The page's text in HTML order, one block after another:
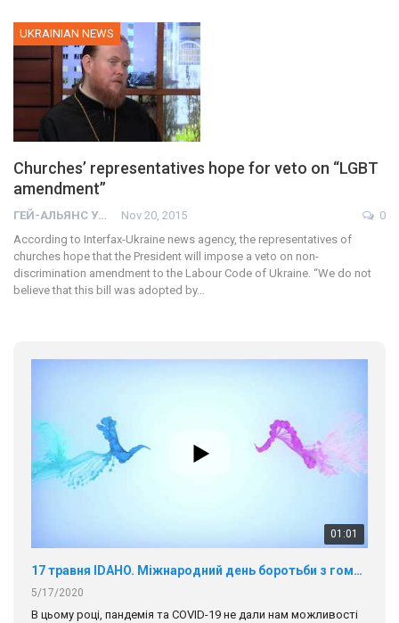
UKRAINIAN NEWS
Churches’ representatives hope for veto on “LGBT
amendment”
ГЕЙ-АЛЬЯНС УКРАИНА Nov 20, 2015
0
According to Interfax-Ukraine news agency, the representatives of
churches hope that the President will impose a veto on non-
discrimination amendment to the Labour Code of Ukraine. “We do not
believe that this bill was adopted by…
01:01
17 травня IDAHO. Міжнародний день боротьби з гомофобією трансфобією і біфобія.
5/17/2020
В цьому році, пандемія та COVІD-19 не дали нам можливості